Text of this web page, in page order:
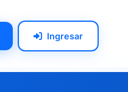
Ingresar